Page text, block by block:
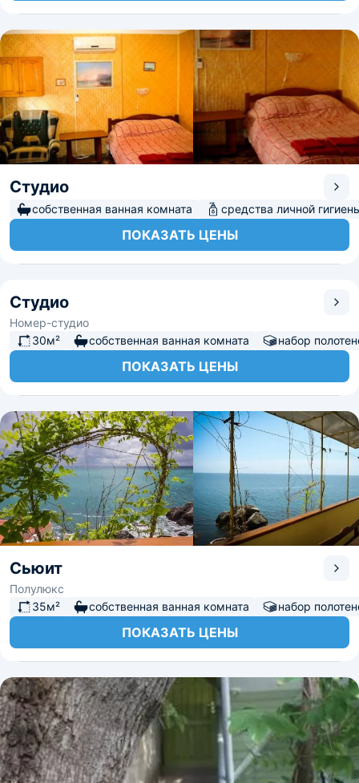
Студио
собственная ванная комната средства личной
ПОКАЗАТЬ ЦЕНЫ
Студио
Номер-студио
30м²
собственная ванная комната набор
ПОКАЗАТЬ ЦЕНЫ
Сьюит
Полулюкс
35м²
собственная ванная комната набор
ПОКАЗАТЬ ЦЕНЫ